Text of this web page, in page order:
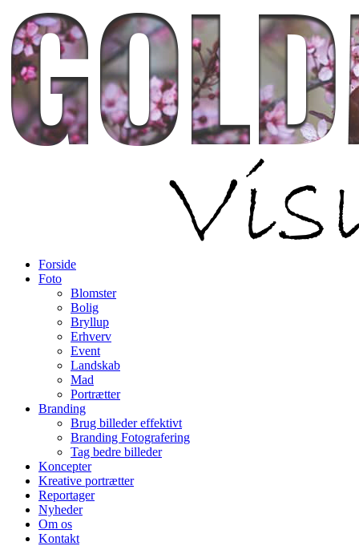
Forside
Foto
Blomster
Bolig
Bryllup
Erhverv
Event
Landskab
Mad
Portrætter
Branding
Brug billeder effektivt
Branding Fotografering
Tag bedre billeder
Koncepter
Kreative portrætter
Reportager
Nyheder
Om os
Kontakt